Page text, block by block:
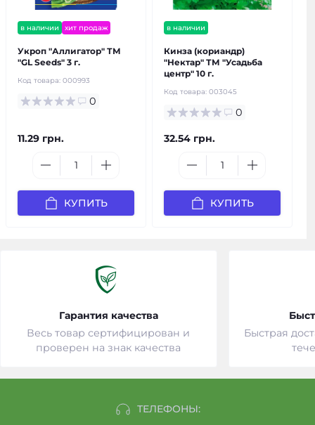
в наличии хит продаж
Укроп "Аллигатор" ТМ
"GL Seeds" 3 г.
Код товара: 000993
0
11.29 грн.
КУПИТЬ
в наличии
Кинза (кориандр)
"Нектар" ТМ "Усадьба
центр" 10 г.
Код товара: 003045
0
32.54 грн.
КУПИТЬ
Гарантия качества
Весь товар сертифицирован и
проверен на знак качества
Быстрая
ТЕЛЕФОНЫ: